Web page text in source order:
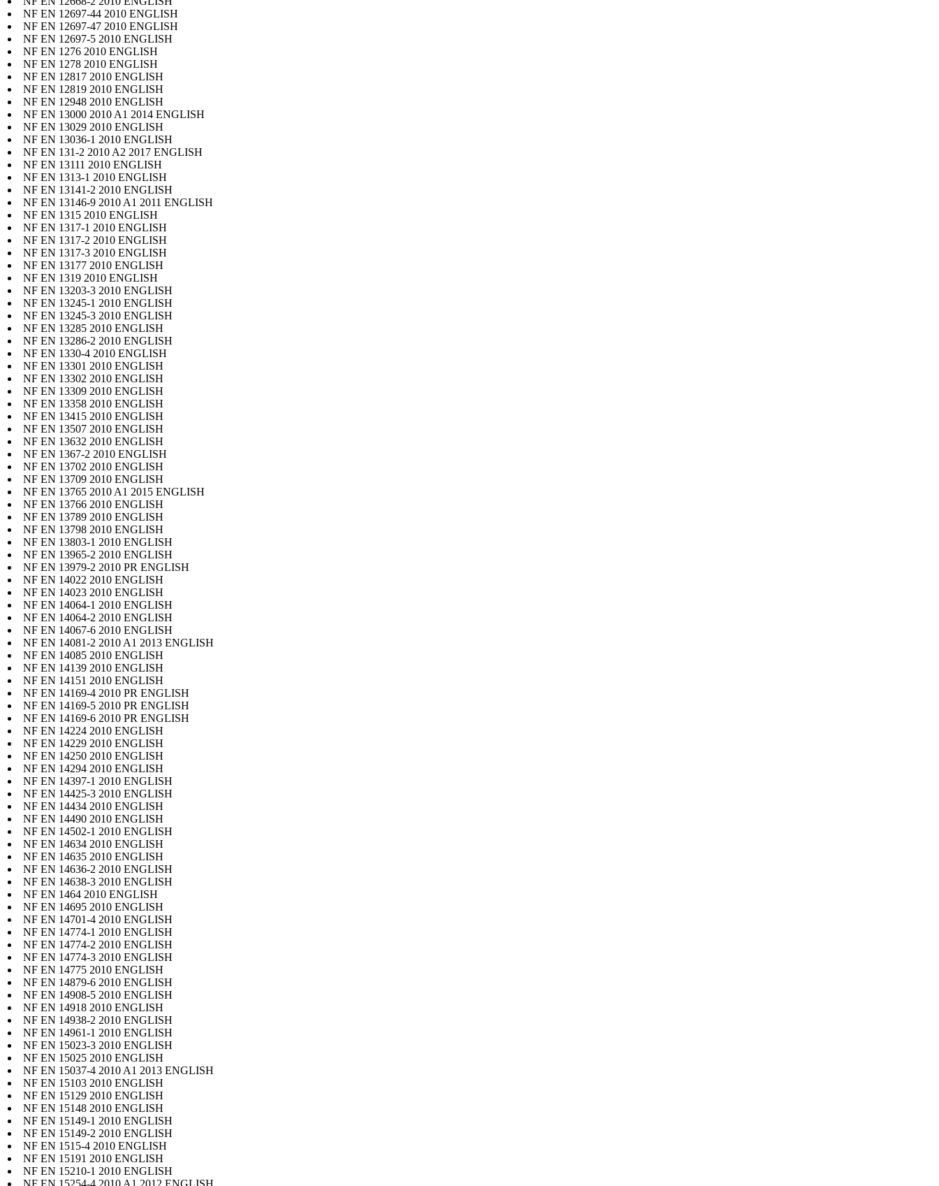
NF EN 12697-44 2010 ENGLISH
NF EN 12697-47 2010 ENGLISH
NF EN 12697-5 2010 ENGLISH
NF EN 1276 2010 ENGLISH
NF EN 1278 2010 ENGLISH
NF EN 12817 2010 ENGLISH
NF EN 12819 2010 ENGLISH
NF EN 12948 2010 ENGLISH
NF EN 13000 2010 A1 2014 ENGLISH
NF EN 13029 2010 ENGLISH
NF EN 13036-1 2010 ENGLISH
NF EN 131-2 2010 A2 2017 ENGLISH
NF EN 13111 2010 ENGLISH
NF EN 1313-1 2010 ENGLISH
NF EN 13141-2 2010 ENGLISH
NF EN 13146-9 2010 A1 2011 ENGLISH
NF EN 1315 2010 ENGLISH
NF EN 1317-1 2010 ENGLISH
NF EN 1317-2 2010 ENGLISH
NF EN 1317-3 2010 ENGLISH
NF EN 13177 2010 ENGLISH
NF EN 1319 2010 ENGLISH
NF EN 13203-3 2010 ENGLISH
NF EN 13245-1 2010 ENGLISH
NF EN 13245-3 2010 ENGLISH
NF EN 13285 2010 ENGLISH
NF EN 13286-2 2010 ENGLISH
NF EN 1330-4 2010 ENGLISH
NF EN 13301 2010 ENGLISH
NF EN 13302 2010 ENGLISH
NF EN 13309 2010 ENGLISH
NF EN 13358 2010 ENGLISH
NF EN 13415 2010 ENGLISH
NF EN 13507 2010 ENGLISH
NF EN 13632 2010 ENGLISH
NF EN 1367-2 2010 ENGLISH
NF EN 13702 2010 ENGLISH
NF EN 13709 2010 ENGLISH
NF EN 13765 2010 A1 2015 ENGLISH
NF EN 13766 2010 ENGLISH
NF EN 13789 2010 ENGLISH
NF EN 13798 2010 ENGLISH
NF EN 13803-1 2010 ENGLISH
NF EN 13965-2 2010 ENGLISH
NF EN 13979-2 2010 PR ENGLISH
NF EN 14022 2010 ENGLISH
NF EN 14023 2010 ENGLISH
NF EN 14064-1 2010 ENGLISH
NF EN 14064-2 2010 ENGLISH
NF EN 14067-6 2010 ENGLISH
NF EN 14081-2 2010 A1 2013 ENGLISH
NF EN 14085 2010 ENGLISH
NF EN 14139 2010 ENGLISH
NF EN 14151 2010 ENGLISH
NF EN 14169-4 2010 PR ENGLISH
NF EN 14169-5 2010 PR ENGLISH
NF EN 14169-6 2010 PR ENGLISH
NF EN 14224 2010 ENGLISH
NF EN 14229 2010 ENGLISH
NF EN 14250 2010 ENGLISH
NF EN 14294 2010 ENGLISH
NF EN 14397-1 2010 ENGLISH
NF EN 14425-3 2010 ENGLISH
NF EN 14434 2010 ENGLISH
NF EN 14490 2010 ENGLISH
NF EN 14502-1 2010 ENGLISH
NF EN 14634 2010 ENGLISH
NF EN 14635 2010 ENGLISH
NF EN 14636-2 2010 ENGLISH
NF EN 14638-3 2010 ENGLISH
NF EN 1464 2010 ENGLISH
NF EN 14695 2010 ENGLISH
NF EN 14701-4 2010 ENGLISH
NF EN 14774-1 2010 ENGLISH
NF EN 14774-2 2010 ENGLISH
NF EN 14774-3 2010 ENGLISH
NF EN 14775 2010 ENGLISH
NF EN 14879-6 2010 ENGLISH
NF EN 14908-5 2010 ENGLISH
NF EN 14918 2010 ENGLISH
NF EN 14938-2 2010 ENGLISH
NF EN 14961-1 2010 ENGLISH
NF EN 15023-3 2010 ENGLISH
NF EN 15025 2010 ENGLISH
NF EN 15037-4 2010 A1 2013 ENGLISH
NF EN 15103 2010 ENGLISH
NF EN 15129 2010 ENGLISH
NF EN 15148 2010 ENGLISH
NF EN 15149-1 2010 ENGLISH
NF EN 15149-2 2010 ENGLISH
NF EN 1515-4 2010 ENGLISH
NF EN 15191 2010 ENGLISH
NF EN 15210-1 2010 ENGLISH
NF EN 15254-4 2010 A1 2012 ENGLISH